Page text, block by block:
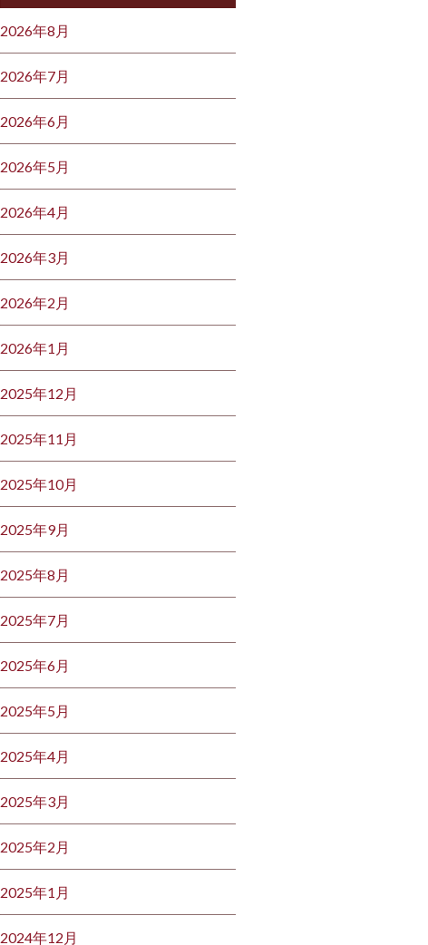
2026年8月
2026年7月
2026年6月
2026年5月
2026年4月
2026年3月
2026年2月
2026年1月
2025年12月
2025年11月
2025年10月
2025年9月
2025年8月
2025年7月
2025年6月
2025年5月
2025年4月
2025年3月
2025年2月
2025年1月
2024年12月